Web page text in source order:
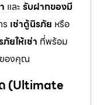
และ รับฝากของมี
เช่าตู้นิรภัย หรือ
ยให้เช่า ที่พร้อม
องคุณ
(Ultimate